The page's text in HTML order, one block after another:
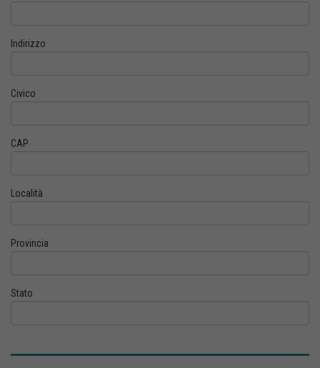
Indirizzo
Civico
CAP
Località
Provincia
Stato